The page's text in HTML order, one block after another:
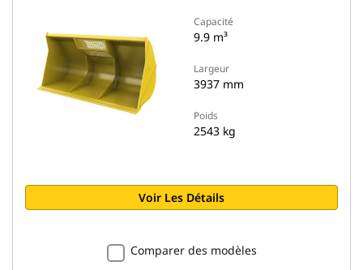
Capacité
9.9 m³
Largeur
3937 mm
Poids
2543 kg
Voir Les Détails
Comparer des modèles